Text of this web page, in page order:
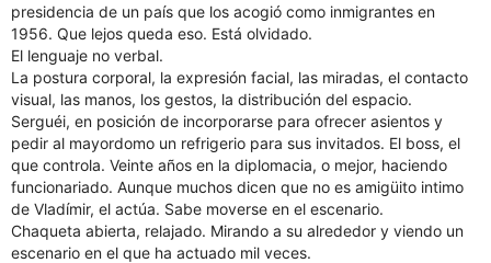
presidencia de un país que los acogió como inmigrantes en
1956. Que lejos queda eso. Está olvidado.
El lenguaje no verbal.
La postura corporal, la expresión facial, las miradas, el contacto
visual, las manos, los gestos, la distribución del espacio.
Serguéi, en posición de incorporarse para ofrecer asientos y
pedir al mayordomo un refrigerio para sus invitados. El boss, el
que controla. Veinte años en la diplomacia, o mejor, haciendo
funcionariado. Aunque muchos dicen que no es amigüito intimo
de Vladímir, el actúa. Sabe moverse en el escenario.
Chaqueta abierta, relajado. Mirando a su alrededor y viendo un
escenario en el que ha actuado mil veces.